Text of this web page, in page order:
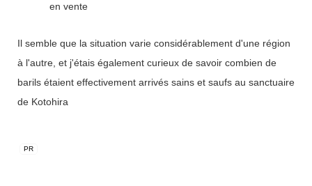
en vente
Il semble que la situation varie considérablement d'une région
à l'autre, et j'étais également curieux de savoir combien de
barils étaient effectivement arrivés sains et saufs au sanctuaire
de Kotohira